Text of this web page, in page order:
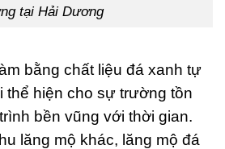
tại Hải Dương
bằng chất liệu đá xanh tự
thể hiện cho sự trường tồn
bền vũng với thời gian.
lăng mộ khác, lăng mộ đá